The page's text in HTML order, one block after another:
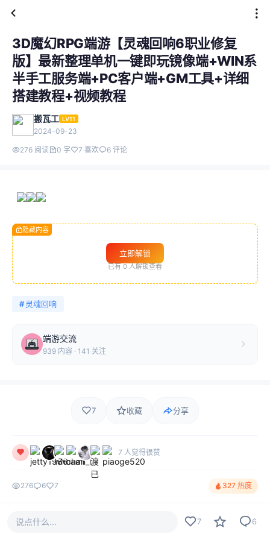
3D魔幻RPG端游【灵魂回响6职业修复
版】最新整理单机一键即玩镜像端+WIN系
半手工服务端+PC客户端+GM工具+详细
搭建教程+视频教程
搬瓦工 LV11
2024-09-23
276 阅读 0 字 7 喜欢 6 评论
隐藏内容
立即解锁
已有 0 人解锁查看
#灵魂回响
端游交流
939 内容 · 141 关注
7 收藏 分享
7 人觉得很赞
276 6 7 327 热度
评论6 热门 只看作者
说点什么... 7 6